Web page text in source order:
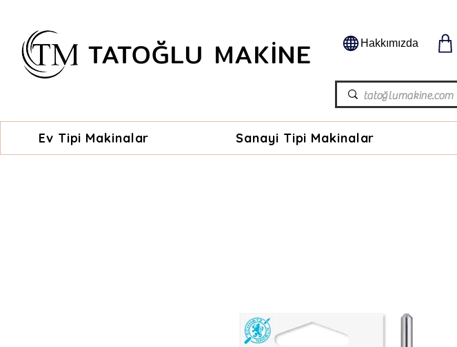
TATOĞLU MAKİNE Hakkımızda
Ev Tipi Makinalar Sanayi Tipi Makinalar